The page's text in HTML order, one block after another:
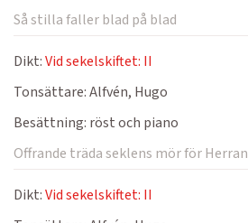
Så stilla faller blad på blad
Dikt:Vid sekelskiftet: II
Tonsättare:Alfvén, Hugo
Besättning: röst och piano
Offrande träda seklens mör för Herran
Dikt:Vid sekelskiftet: II